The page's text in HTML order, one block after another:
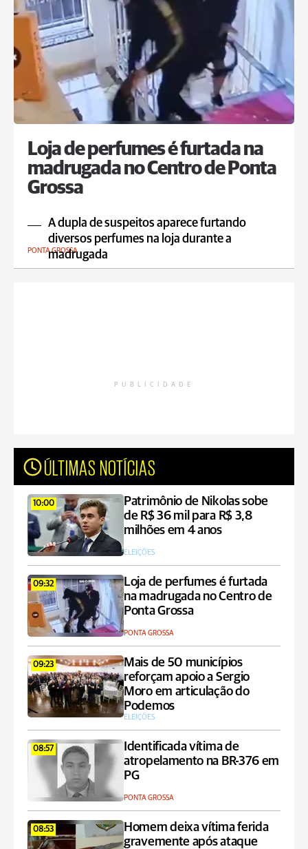
Loja de perfumes é furtada na
madrugada no Centro de Ponta
Grossa
A dupla de suspeitos aparece furtando
diversos perfumes na loja durante a
madrugada
PONTA GROSSA
PUBLICIDADE
ÚLTIMAS NOTÍCIAS
10:00
Patrimônio de Nikolas sobe
de R$ 36 mil para R$ 3,8
milhões em 4 anos
ELEIÇÕES
09:32
Loja de perfumes é furtada
na madrugada no Centro de
Ponta Grossa
PONTA GROSSA
09:23
Mais de 50 municípios
reforçam apoio a Sergio
Moro em articulação do
Podemos
ELEIÇÕES
08:57
Identificada vítima de
atropelamento na BR-376 em
PG
PONTA GROSSA
08:53
Homem deixa vítima ferida
gravemente após ataque